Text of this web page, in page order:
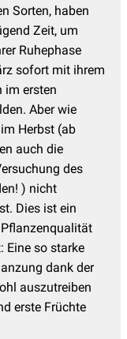
Sorten, haben
Zeit, um
Ruhephase
sofort mit ihrem
im ersten
Aber wie
Herbst (ab
auch die
des
) nicht
Dies ist ein
Eine so starke
dank der
auszutreiben
erste Früchte